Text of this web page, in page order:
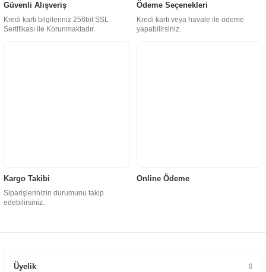
Güvenli Alışveriş
Kredi kartı bilgileriniz 256bit SSL
Sertifikası ile Korunmaktadır.
Ödeme Seçenekleri
Kredi kartı veya havale ile ödeme
yapabilirsiniz.
Kargo Takibi
Siparişlerinizin durumunu takip
edebilirsiniz.
Online Ödeme
Üyelik